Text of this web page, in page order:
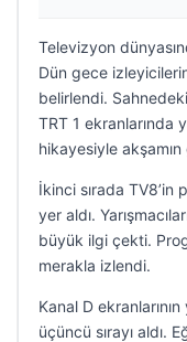
Televizyon
Dün gece
belirlendi.
TRT 1 ekranlarında
hikayesiyle akşamın
İkinci sırada TV8’in
yer aldı.
büyük ilgi çekti.
merakla izlendi.
Kanal D
üçüncü sırayı aldı.